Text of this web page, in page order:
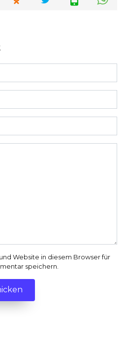
Website in diesem Browser für
speichern.